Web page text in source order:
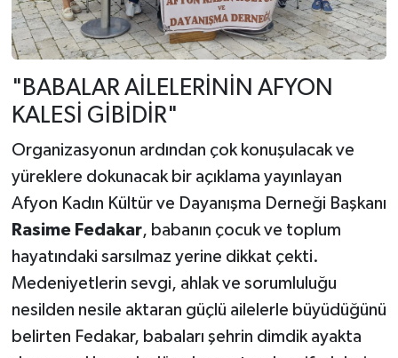
"BABALAR AİLELERİNİN AFYON
KALESİ GİBİDİR"
Organizasyonun ardından çok konuşulacak ve
yüreklere dokunacak bir açıklama yayınlayan
Afyon Kadın Kültür ve Dayanışma Derneği Başkanı
Rasime Fedakar, babanın çocuk ve toplum
hayatındaki sarsılmaz yerine dikkat çekti.
Medeniyetlerin sevgi, ahlak ve sorumluluğu
nesilden nesile aktaran güçlü ailelerle büyüdüğünü
belirten Fedakar, babaları şehrin dimdik ayakta